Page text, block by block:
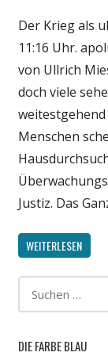
Politik
Wirtschaft
Wissenschaft
Der Krieg als
11:16 Uhr.
von Ullrich
doch viele
Menschen
Justiz. Das
WEITERLESEN
DIE FARBE BLAU